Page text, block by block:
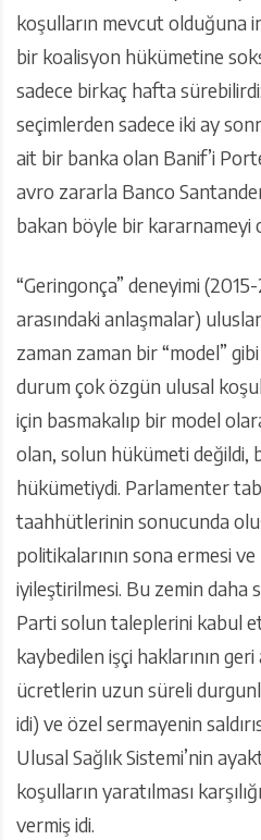
koşulların mevcut olduğuna
bir koalisyon hükümetine
sadece birkaç hafta
seçimlerden sadece iki ay
ait bir banka olan Banif’i
avro zararla Banco
bakan böyle bir kararnameyi
“Geringonça” deneyimi
arasındaki anlaşmalar)
zaman zaman bir “model”
durum çok özgün ulusal
için basmakalıp bir model
olan, solun hükümeti değildi,
hükümetiydi. Parlamenter
taahhütlerinin sonucunda
politikalarının sona ermesi
iyileştirilmesi. Bu zemin daha
Parti solun taleplerini kabul
kaybedilen işçi haklarının
ücretlerin uzun süreli
idi) ve özel sermayenin
Ulusal Sağlık Sistemi’nin
koşulların yaratılması
vermiş idi.